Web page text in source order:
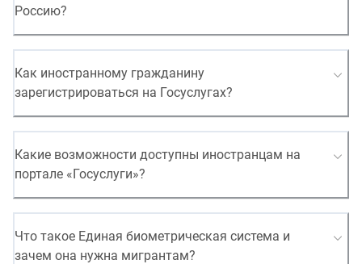
Россию?
Как иностранному гражданину
зарегистрироваться на Госуслугах?
Какие возможности доступны иностранцам на
портале «Госуслуги»?
Что такое Единая биометрическая система и
зачем она нужна мигрантам?